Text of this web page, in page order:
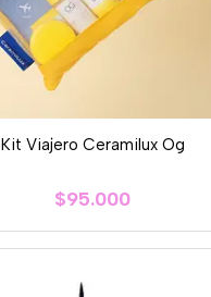
Kit Viajero Ceramilux Og
$95.000